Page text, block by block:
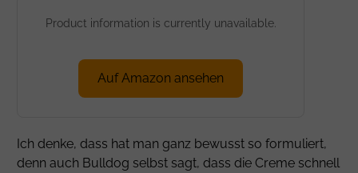
Product information is currently unavailable.
Auf Amazon ansehen
Ich denke, dass hat man ganz bewusst so formuliert,
denn auch Bulldog selbst sagt, dass die Creme schnell